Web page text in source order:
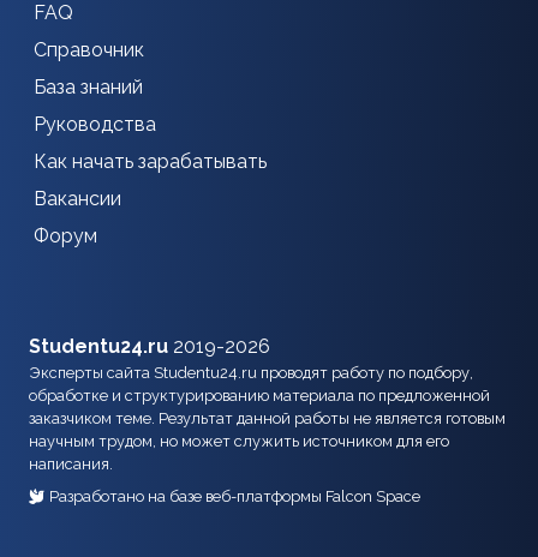
FAQ
Справочник
База знаний
Руководства
Как начать зарабатывать
Вакансии
Форум
Studentu24.ru 2019-2026
Эксперты сайта Studentu24.ru проводят работу по подбору,
обработке и структурированию материала по предложенной
заказчиком теме. Результат данной работы не является готовым
научным трудом, но может служить источником для его
написания.
Разработано на базе веб-платформы Falcon Space